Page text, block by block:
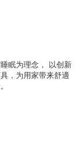
眠为理念， 以创新
，为用家带来舒適